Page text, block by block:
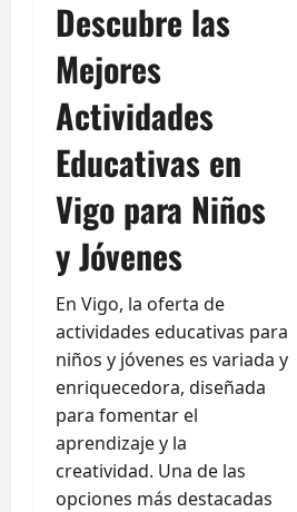
Descubre las
Mejores
Actividades
Educativas en
Vigo para Niños
y Jóvenes
En Vigo, la oferta de
actividades educativas para
niños y jóvenes es variada y
enriquecedora, diseñada
para fomentar el
aprendizaje y la
creatividad. Una de las
opciones más destacadas